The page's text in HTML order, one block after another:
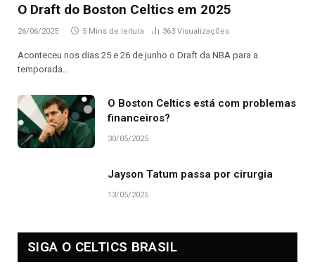
O Draft do Boston Celtics em 2025
26/06/2025 5 Mins de leitura 363 Visualizações
Aconteceu nos dias 25 e 26 de junho o Draft da NBA para a
temporada…
O Boston Celtics está com problemas
financeiros?
30/05/2025
Jayson Tatum passa por cirurgia
13/05/2025
SIGA O CELTICS BRASIL